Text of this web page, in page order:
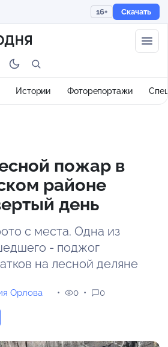
16+ Скачать
Истории Фоторепортажи
пожар в
районе
день
с места. Одна из
- поджог
на лесной деляне
Орлова 0 0